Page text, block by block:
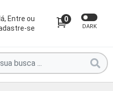
Entre ou
se
0
DARK